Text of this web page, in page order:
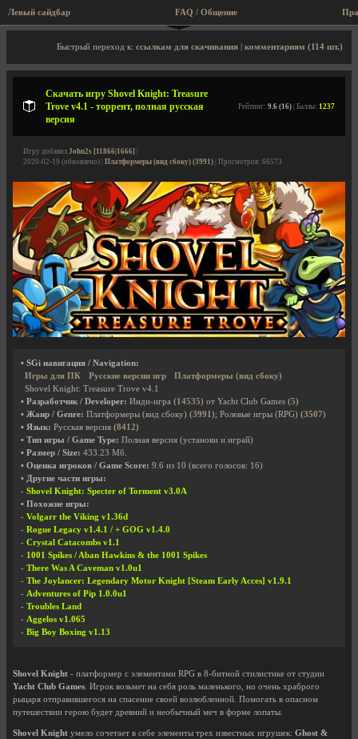
Левый сайдбар FAQ / Общение
Описание игры, торрент, скриншоты, видео
Быстрый переход к: ссылкам для скачивания комментариям (114 шт.)
Скачать игру Shovel Knight: Treasure
Trove v4.1 - торрент, полная русская
версия
Рейтинг: 9.6 (16) | Баллы: 1237
Игру добавил John2s [11866|1666]
2020-02-19 (обновлено) | Платформеры (вид сбоку) (3991) | Просмотров: 66573
• SGi навигация / Navigation:
Игры для ПК
Русские версии игр
Платформеры (вид сбоку)
Shovel Knight: Treasure Trove v4.1
• Разработчик / Developer: Инди-игра (14535) от Yacht Club Games (5)
• Жанр / Genre: Платформеры (вид сбоку) (3991); Ролевые игры (RPG) (3507)
• Язык: Русская версия (8412)
• Тип игры / Game Type: Полная версия (установи и играй)
• Размер / Size: 433.23 Мб.
• Оценка игроков / Game Score: 9.6 из 10 (всего голосов: 16)
• Другие части игры:
- Shovel Knight: Specter of Torment v3.0A
• Похожие игры:
- Volgarr the Viking v1.36d
- Rogue Legacy v1.4.1 / + GOG v1.4.0
- Crystal Catacombs v1.1
- 1001 Spikes / Aban Hawkins & the 1001 Spikes
- There Was A Caveman v1.0u1
- The Joylancer: Legendary Motor Knight [Steam Early Acces] v1.9.1
- Adventures of Pip 1.0.0u1
- Troubles Land
- Aggelos v1.065
- Big Boy Boxing v1.13
Shovel Knight - платформер с элементами RPG в 8-битной стилистике от студии
Yacht Club Games. Игрок возьмет на себя роль маленького, но очень храброго
рыцаря отправившегося на спасение своей возлюбленной. Помогать в опасном
путешествии герою будет древний и необычный меч в форме лопаты.
Shovel Knight умело сочетает в себе элементы трех известных игрушек: Ghost &